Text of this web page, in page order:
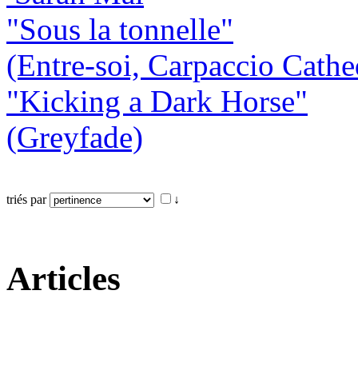
"Sous la tonnelle"
(Entre-soi, Carpaccio
"Kicking a Dark Horse"
(Greyfade)
triés par ↓
Articles